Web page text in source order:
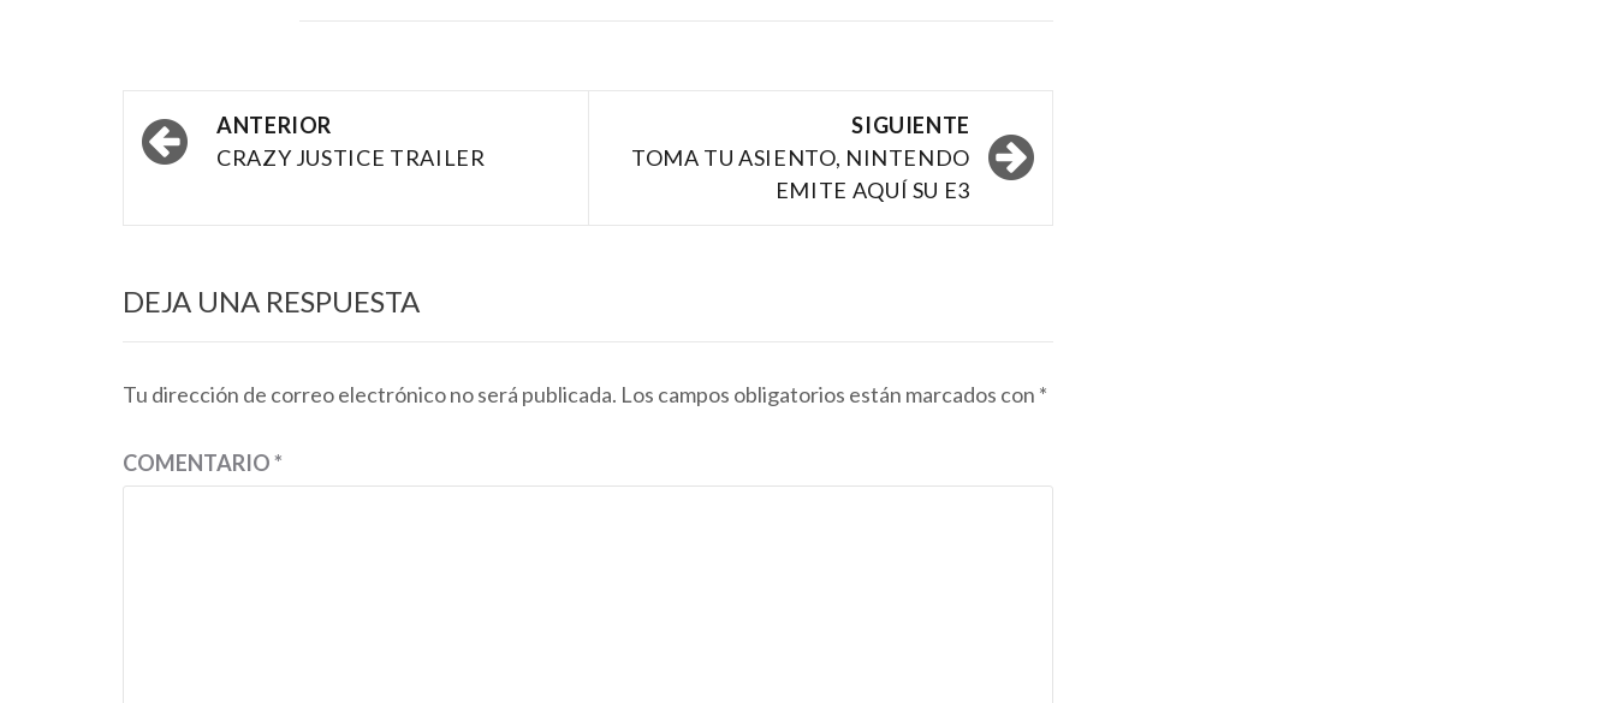
Navegación
por
ANTERIOR
CRAZY JUSTICE TRAILER
SIGUIENTE
TOMA TU ASIENTO, NINTENDO
EMITE AQUÍ SU E3
DEJA UNA RESPUESTA
Tu dirección de correo electrónico no será publicada. Los campos obligatorios están marcados con *
COMENTARIO*